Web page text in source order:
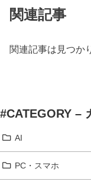
関連記事
関連記事は見つか
#CATEGORY –
AI
PC・スマホ